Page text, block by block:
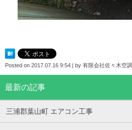
Posted on 2017.07.16 9:54 by 有限会社佐々木空調
最新の記事
三浦郡葉山町 エアコン工事